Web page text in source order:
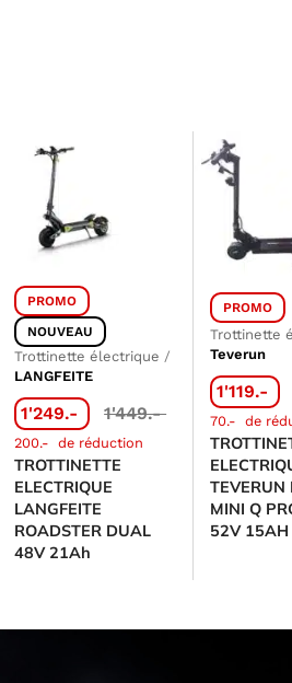
PROMO
NOUVEAU
Trottinette électrique /
LANGFEITE
1'249.- 1'449.-
200.- de réduction
TROTTINETTE
ELECTRIQUE
LANGFEITE
ROADSTER DUAL
48V 21Ah
PROMO
Trottinette
Teverun
1'119.-
70.- de
TEVERUN
MINI Q
52V 15AH